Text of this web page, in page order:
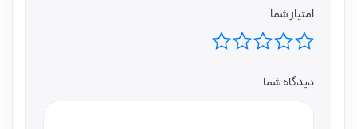
امتیاز شما
دیدگاه شما